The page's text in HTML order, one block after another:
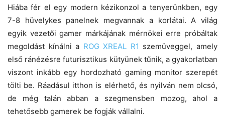
Hiába fér el egy modern kézikonzol a tenyerünkben, egy
7-8 hüvelykes panelnek megvannak a korlátai. A világ
egyik vezetői gamer márkájának mérnökei erre próbáltak
megoldást kínálni a ROG XREAL R1 szemüveggel, amely
első ránézésre futurisztikus kütyünek tűnik, a gyakorlatban
viszont inkább egy hordozható gaming monitor szerepét
tölti be. Ráadásul itthon is elérhető, és nyilván nem olcsó,
de még talán abban a szegmensben mozog, ahol a
tehetősebb gamerek be fogják vállalni.